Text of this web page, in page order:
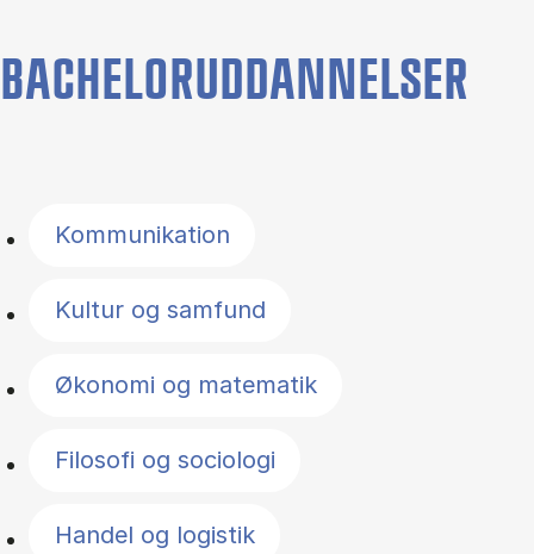
BACHELORUDDANNELSER
Kommunikation
Kultur og samfund
Økonomi og matematik
Filosofi og sociologi
Handel og logistik